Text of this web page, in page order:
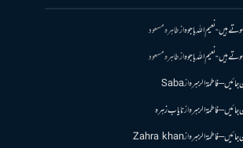
ہیں- نعیم اللہ باجوہازطاہرہ مسعود
ہیں- نعیم اللہ باجوہازطاہرہ مسعود
– فاطمۃالزہرہازSaba
– فاطمۃالزہرہازنایاب زہرہ
– فاطمۃالزہرہازZahra khan